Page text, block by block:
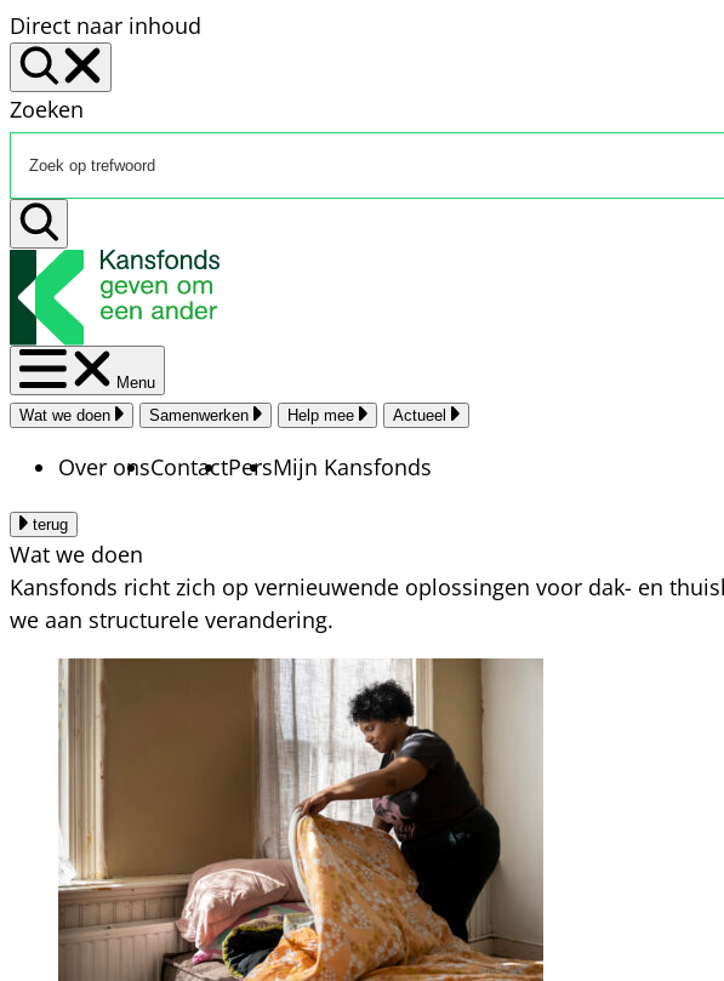
Direct naar inhoud
Zoeken
Menu
Wat we doen
Samenwerken Help mee Actueel
Over onsContactPersMijn Kansfonds
terug
Wat we doen
Kansfonds richt zich op vernieuwende oplossingen voor dak- en
we aan structurele verandering.